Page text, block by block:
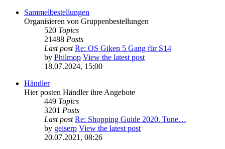
Sammelbestellungen
Organisieren von Gruppenbestellungen
520 Topics
21488 Posts
Last post Re: OS Giken 5 Gang für S14
by Philmop View the latest post
18.07.2024, 15:00
Händler
Hier posten Händler ihre Angebote
449 Topics
3201 Posts
Last post Re: Shopping Guide 2020. Tune…
by geiserp View the latest post
20.07.2021, 08:26